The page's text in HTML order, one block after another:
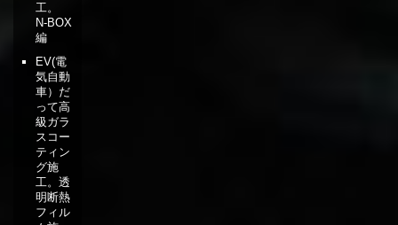
工。
N-BOX
編
EV(電
気自動
車）だ
って高
級ガラ
スコー
ティン
グ施
工。透
明断熱
フィル